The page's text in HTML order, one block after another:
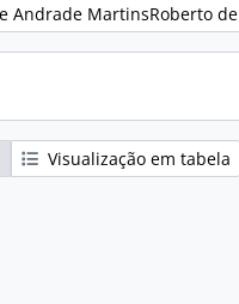
Andrade MartinsRoberto de
Visualização em tabela